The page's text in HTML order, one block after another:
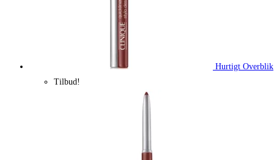
Hurtigt Overblik
Tilbud!